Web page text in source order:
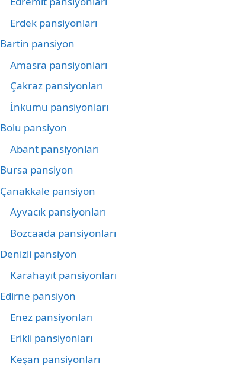
Erdek pansiyonları
Bartin pansiyon
Amasra pansiyonları
Çakraz pansiyonları
İnkumu pansiyonları
Bolu pansiyon
Abant pansiyonları
Bursa pansiyon
Çanakkale pansiyon
Ayvacık pansiyonları
Bozcaada pansiyonları
Denizli pansiyon
Karahayıt pansiyonları
Edirne pansiyon
Enez pansiyonları
Erikli pansiyonları
Keşan pansiyonları